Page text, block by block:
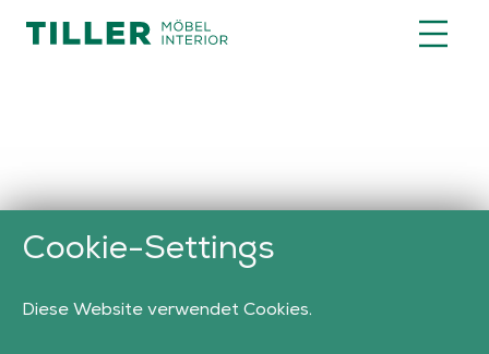
Cookie-Settings
Diese Website verwendet Cookies.